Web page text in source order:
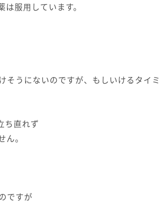
服用しています。
そうにないのですが、もしいけるタイミ
ち直れず
。
ですが